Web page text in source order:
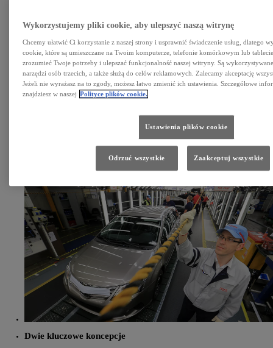
Dwie kluczowe koncepcje
Wykorzystujemy pliki cookie, aby ulepszyć naszą witrynę
Chcemy ułatwić Ci korzystanie z naszej strony i usprawnić świadczenie usług, dlatego
cookie, które są umieszczane na Twoim komputerze, telefonie komórkowym lub
zrozumieć Twoje potrzeby i ulepszać funkcjonalność naszej witryny. Są
narzędzi osób trzecich, a także służą do celów reklamowych. Zalecamy akceptację
Jeżeli nie wyrażasz na to zgody, możesz łatwo zmienić ich ustawienia. Szczegółowe
znajdziesz w naszej Polityce plików cookie.
Ustawienia plików cookie
Odrzuć wszystkie Zaakceptuj wszystkie